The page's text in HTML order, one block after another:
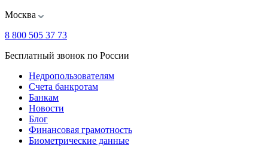
Москва
8 800 505 37 73
Бесплатный звонок по России
Недропользователям
Счета банкротам
Банкам
Новости
Блог
Финансовая грамотность
Биометрические данные